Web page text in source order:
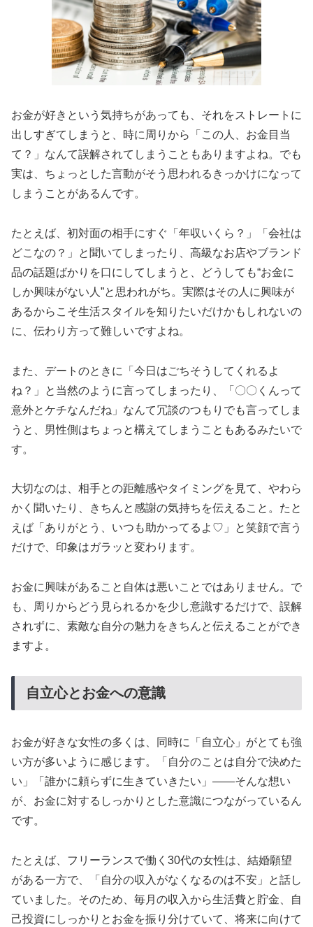
お金が好きという気持ちがあっても、それをストレートに
出しすぎてしまうと、時に周りから「この人、お金目当
て？」なんて誤解されてしまうこともありますよね。でも
実は、ちょっとした言動がそう思われるきっかけになって
しまうことがあるんです。
たとえば、初対面の相手にすぐ「年収いくら？」「会社は
どこなの？」と聞いてしまったり、高級なお店やブランド
品の話題ばかりを口にしてしまうと、どうしても“お金に
しか興味がない人”と思われがち。実際はその人に興味が
あるからこそ生活スタイルを知りたいだけかもしれないの
に、伝わり方って難しいですよね。
また、デートのときに「今日はごちそうしてくれるよ
ね？」と当然のように言ってしまったり、「〇〇くんって
意外とケチなんだね」なんて冗談のつもりでも言ってしま
うと、男性側はちょっと構えてしまうこともあるみたいで
す。
大切なのは、相手との距離感やタイミングを見て、やわら
かく聞いたり、きちんと感謝の気持ちを伝えること。たと
えば「ありがとう、いつも助かってるよ♡」と笑顔で言う
だけで、印象はガラッと変わります。
お金に興味があること自体は悪いことではありません。で
も、周りからどう見られるかを少し意識するだけで、誤解
されずに、素敵な自分の魅力をきちんと伝えることができ
ますよ。
自立心とお金への意識
お金が好きな女性の多くは、同時に「自立心」がとても強
い方が多いように感じます。「自分のことは自分で決めた
い」「誰かに頼らずに生きていきたい」——そんな想い
が、お金に対するしっかりとした意識につながっているん
です。
たとえば、フリーランスで働く30代の女性は、結婚願望
がある一方で、「自分の収入がなくなるのは不安」と話し
ていました。そのため、毎月の収入から生活費と貯金、自
己投資にしっかりとお金を振り分けていて、将来に向けて